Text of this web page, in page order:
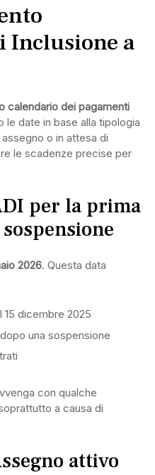
Inclusione a
calendario dei pagamenti
le date in base alla tipologia
o in attesa di
le scadenze precise per
per la prima
2026. Questa data
dicembre 2025
una sospensione
con qualche
a causa di
attivo